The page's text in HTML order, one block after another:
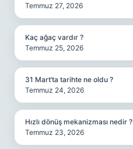
Temmuz 27, 2026
Kaç ağaç vardır ?
Temmuz 25, 2026
31 Mart’ta tarihte ne oldu ?
Temmuz 24, 2026
Hızlı dönüş mekanizması nedir ?
Temmuz 23, 2026